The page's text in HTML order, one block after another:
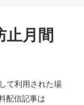
止月間
て利用された場
配信記事は